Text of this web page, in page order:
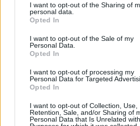
I want to opt-out of the Sharing of
personal data.
Opted In
I want to opt-out of the Sale of my
Personal Data.
Opted In
I want to opt-out of processing my
Personal Data for Targeted
Opted In
I want to opt-out of Collection, Use,
Retention, Sale, and/or Sharing of
Personal Data that Is Unrelated
Νέο Audi A2 e-tron με στόχο την κορυφή της
Ευρωπαϊκό Κορασίδων: Άνετη
νίκη της Ελλάδας στην
ΕΛΣΤΑΤ: Στο 3,4% υποχώρησε ο πληθωρισμός